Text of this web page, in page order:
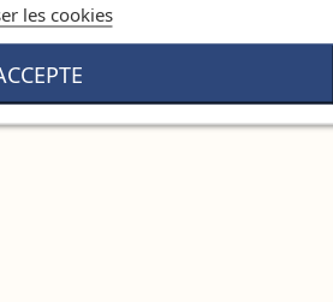
les cookies